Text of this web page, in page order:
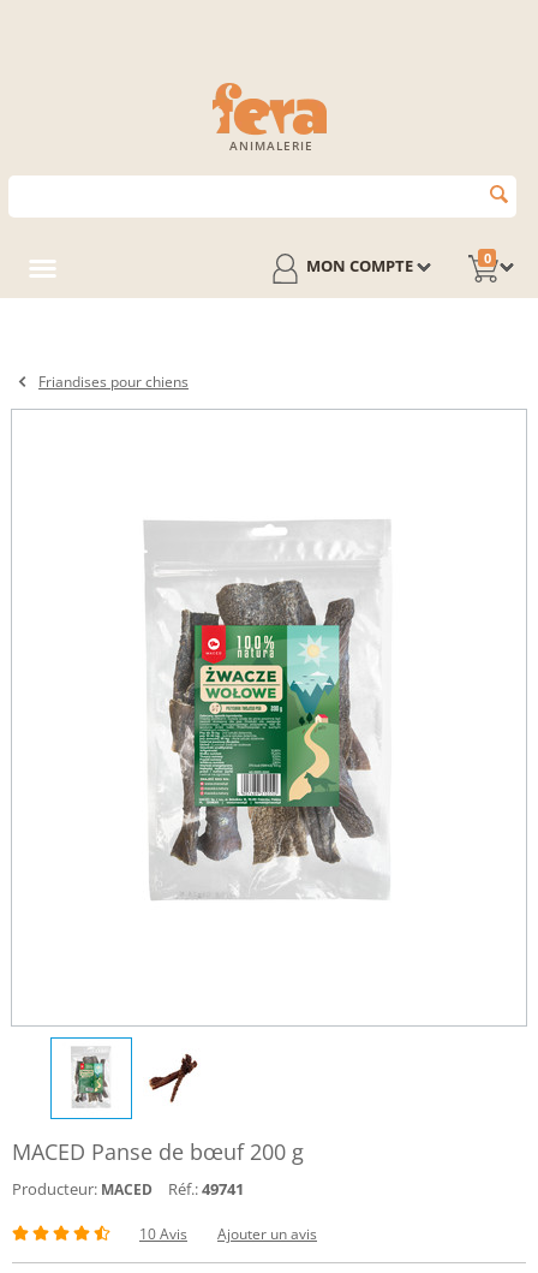
ANIMALERIE
0
MON COMPTE
Friandises pour chiens
MACED Panse de bœuf 200 g
Producteur: MACED Réf.:49741
10 Avis Ajouter un avis